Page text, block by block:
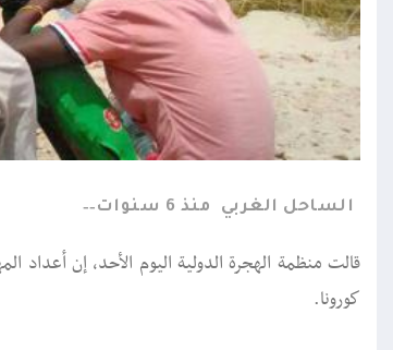
الساحل الغربي منذ 6 سنوات
قالت منظمة الهجرة الدولية اليوم الأحد، إن
كورونا.